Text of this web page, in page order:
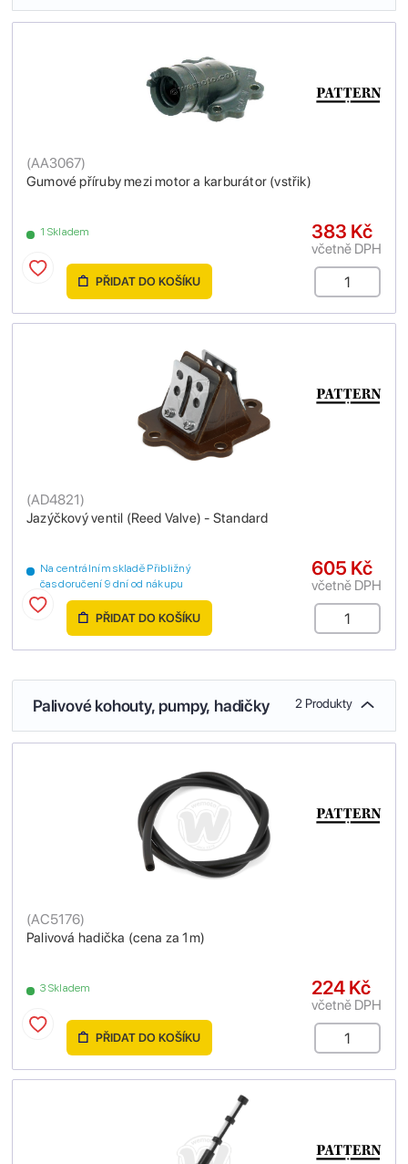
Gumové příruby mezi motor a karburátor (vstřik)
(AA3067)
1 Skladem 383 Kč
včetně DPH
PŘIDAT DO KOŠÍKU
Jazýčkový ventil (Reed Valve) - Standard
(AD4821)
Na centrálním skladě Přibližný
čas doručení 9 dní od nákupu
605 Kč
včetně DPH
PŘIDAT DO KOŠÍKU
Palivové kohouty, pumpy, hadičky 2 Produkty
Palivová hadička (cena za 1m)
(AC5176)
3 Skladem 224 Kč
včetně DPH
PŘIDAT DO KOŠÍKU